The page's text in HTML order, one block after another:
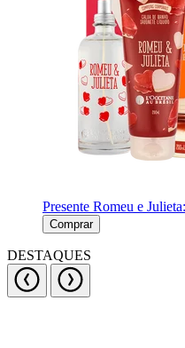
Presente Romeu e
Comprar
DESTAQUES